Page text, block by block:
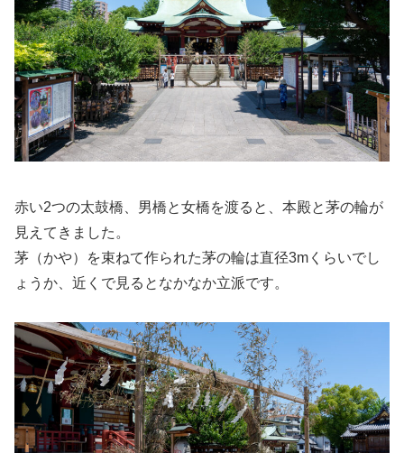
赤い2つの太鼓橋、男橋と女橋を渡ると、本殿と茅の輪が
見えてきました。
茅（かや）を束ねて作られた茅の輪は直径3mくらいでし
ょうか、近くで見るとなかなか立派です。